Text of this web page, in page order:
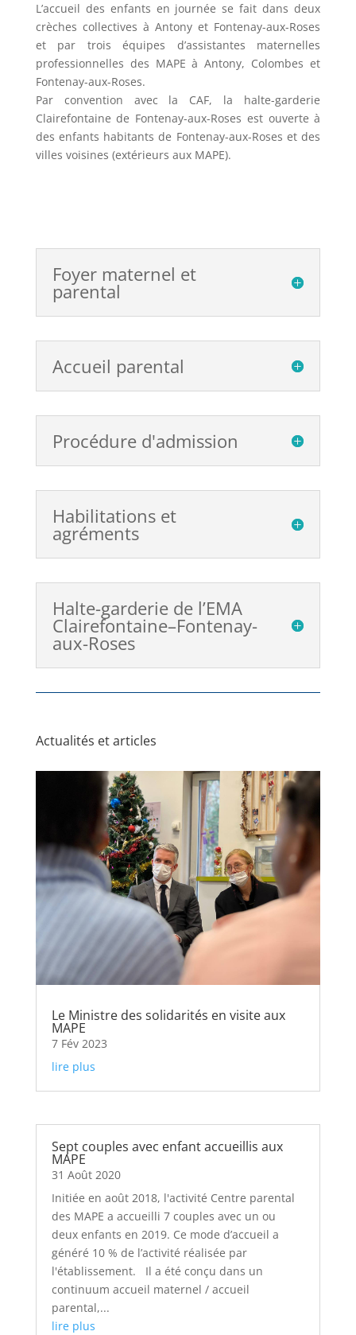
L’accueil des enfants en journée se fait dans deux
crèches collectives à Antony et Fontenay-aux-Roses
et par trois équipes d’assistantes maternelles
professionnelles des MAPE à Antony, Colombes et
Fontenay-aux-Roses.
Par convention avec la CAF, la halte-garderie
Clairefontaine de Fontenay-aux-Roses est ouverte à
des enfants habitants de Fontenay-aux-Roses et des
villes voisines (extérieurs aux MAPE).
Foyer maternel et
parental
Accueil parental
Procédure d'admission
Habilitations et
agréments
Halte-garderie de l’EMA
Clairefontaine–Fontenay-
aux-Roses
Actualités et articles
Le Ministre des solidarités en visite aux
MAPE
7 Fév 2023
lire plus
Sept couples avec enfant accueillis aux
MAPE
31 Août 2020
Initiée en août 2018, l'activité Centre parental
des MAPE a accueilli 7 couples avec un ou
deux enfants en 2019. Ce mode d’accueil a
généré 10 % de l’activité réalisée par
l'établissement. Il a été conçu dans un
continuum accueil maternel / accueil
parental,...
lire plus